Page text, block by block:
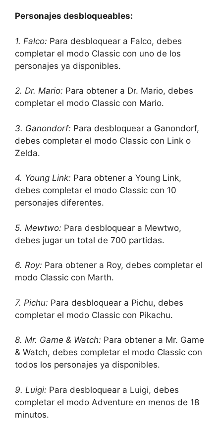
Personajes desbloqueables:
1. Falco: Para desbloquear a Falco, debes
completar el modo Classic con uno de los
personajes ya disponibles.
2. Dr. Mario: Para obtener a Dr. Mario, debes
completar el modo Classic con Mario.
3. Ganondorf: Para desbloquear a Ganondorf,
debes completar el modo Classic con Link o
Zelda.
4. Young Link: Para obtener a Young Link,
debes completar el modo Classic con 10
personajes diferentes.
5. Mewtwo: Para desbloquear a Mewtwo,
debes jugar un total de 700 partidas.
6. Roy: Para obtener a Roy, debes completar el
modo Classic con Marth.
7. Pichu: Para desbloquear a Pichu, debes
completar el modo Classic con Pikachu.
8. Mr. Game & Watch: Para obtener a Mr. Game
& Watch, debes completar el modo Classic con
todos los personajes ya disponibles.
9. Luigi: Para desbloquear a Luigi, debes
completar el modo Adventure en menos de 18
minutos.